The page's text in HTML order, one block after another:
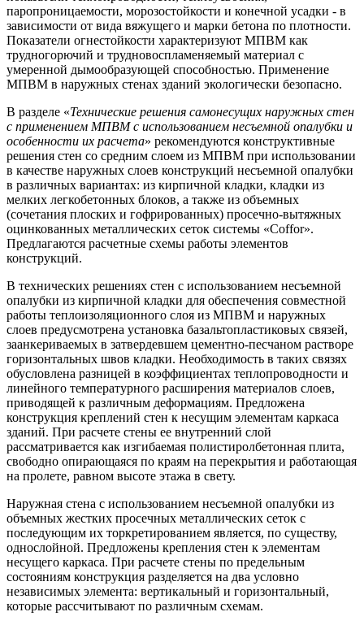
паропроницаемости, морозостойкости и конечной усадки - в
зависимости от вида вяжущего и марки бетона по плотности.
Показатели огнестойкости характеризуют МПВМ как
трудногорючий и трудновоспламеняемый материал с
умеренной дымообразующей способностью. Применение
МПВМ в наружных стенах зданий экологически безопасно.
В разделе «Технические решения самонесущих наружных стен
с применением МПВМ с использованием несъемной опалубки и
особенности их расчета» рекомендуются конструктивные
решения стен со средним слоем из МПВМ при использовании
в качестве наружных слоев конструкций несъемной опалубки
в различных вариантах: из кирпичной кладки, кладки из
мелких легкобетонных блоков, а также из объемных
(сочетания плоских и гофрированных) просечно-вытяжных
оцинкованных металлических сеток системы «Coffor».
Предлагаются расчетные схемы работы элементов
конструкций.
В технических решениях стен с использованием несъемной
опалубки из кирпичной кладки для обеспечения совместной
работы теплоизоляционного слоя из МПВМ и наружных
слоев предусмотрена установка базальтопластиковых связей,
заанкериваемых в затвердевшем цементно-песчаном растворе
горизонтальных швов кладки. Необходимость в таких связях
обусловлена разницей в коэффициентах теплопроводности и
линейного температурного расширения материалов слоев,
приводящей к различным деформациям. Предложена
конструкция креплений стен к несущим элементам каркаса
зданий. При расчете стены ее внутренний слой
рассматривается как изгибаемая полистиролбетонная плита,
свободно опирающаяся по краям на перекрытия и работающая
на пролете, равном высоте этажа в свету.
Наружная стена с использованием несъемной опалубки из
объемных жестких просечных металлических сеток с
последующим их торкретированием является, по существу,
однослойной. Предложены крепления стен к элементам
несущего каркаса. При расчете стены по предельным
состояниям конструкция разделяется на два условно
независимых элемента: вертикальный и горизонтальный,
которые рассчитывают по различным схемам.